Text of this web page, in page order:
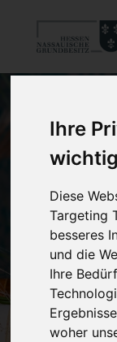
Ihre
wichtig
Diese
Targeting
besseres
und die
Ihre
woher